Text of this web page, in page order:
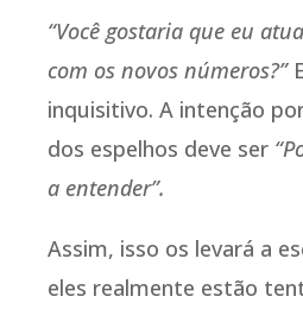
“Você gostaria que eu
com os novos números?”
inquisitivo. A intenção
dos espelhos deve ser
a entender”.
Assim, isso os levará a
eles realmente estão